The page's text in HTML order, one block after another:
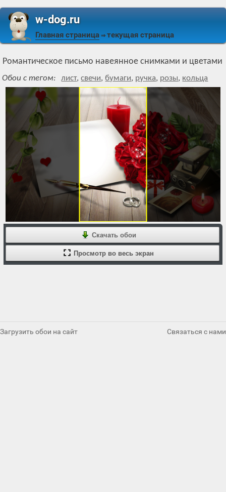
w-dog.ru
Главная страница ⇒ текущая страница
Романтическое письмо навеянное снимками и цветами
Обои с тегом: лист,свечи,бумаги, ручка, розы, кольца
Скачать обои
Просмотр во весь экран
Загрузить обои на сайт Связаться с нами